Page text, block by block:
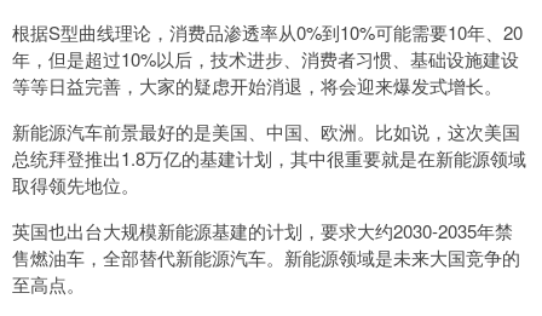
根据S型曲线理论，消费品渗透率从0%到10%可能需要10年、20
年，但是超过10%以后，技术进步、消费者习惯、基础设施建设
等等日益完善，大家的疑虑开始消退，将会迎来爆发式增长。
新能源汽车前景最好的是美国、中国、欧洲。比如说，这次美国
总统拜登推出1.8万亿的基建计划，其中很重要就是在新能源领域
取得领先地位。
英国也出台大规模新能源基建的计划，要求大约2030-2035年禁
售燃油车，全部替代新能源汽车。新能源领域是未来大国竞争的
至高点。